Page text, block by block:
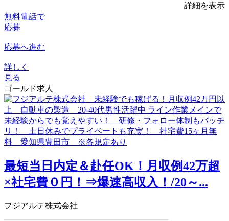
詳細を表示
無料電話で
応募
応募へ進む
詳しく
見る
ゴールド求人
最短当日内定＆赴任OK！月収例42万超
×社宅費０円！⇒爆速高収入！/20～...
フジアルテ株式会社